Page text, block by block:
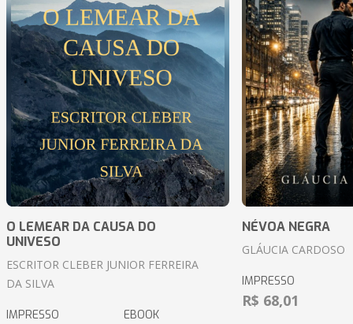
O LEMEAR DA CAUSA DO
UNIVESO
ESCRITOR CLEBER JUNIOR FERREIRA
DA SILVA
IMPRESSO EBOOK
NÉVOA NEGRA
GLÁUCIA CARDOSO
IMPRESSO
R$ 68,01